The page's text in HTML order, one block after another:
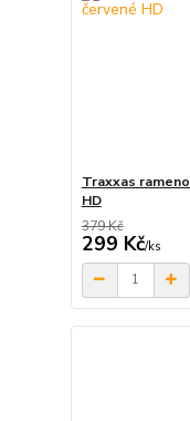
Traxxas
HD
379 Kč
299 Kč/ks